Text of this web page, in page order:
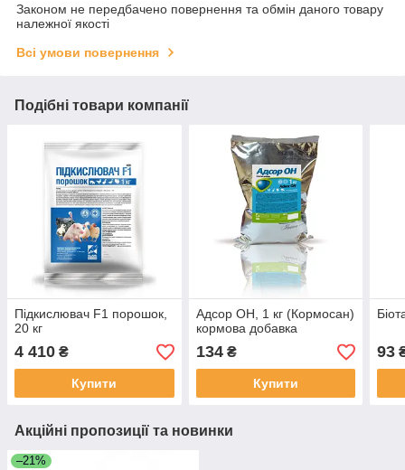
Законом не передбачено повернення та обмін даного товару
належної якості
Всі умови повернення
Подібні товари компанії
Підкислювач F1 порошок,
20 кг
4 410 ₴
Купити
Адсор ОН, 1 кг (Кормосан)
кормова добавка
134₴
Купити
93
Акційні пропозиції та новинки
–21%